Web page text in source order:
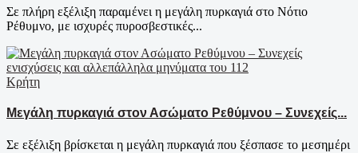
Σε πλήρη εξέλιξη παραμένει η μεγάλη πυρκαγιά στο Νότιο
Ρέθυμνο, με ισχυρές πυροσβεστικές...
Κρήτη
Μεγάλη πυρκαγιά στον Ασώματο Ρεθύμνου – Συνεχείς...
Σε εξέλιξη βρίσκεται η μεγάλη πυρκαγιά που ξέσπασε το μεσημέρι